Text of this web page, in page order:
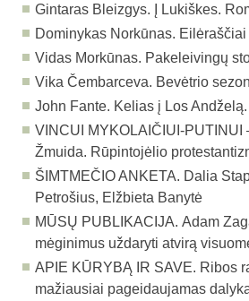
Gintaras Bleizgys. Į Lukiškes.
Dominykas Norkūnas. Eilėraščiai
Vidas Morkūnas. Pakeleivingų
Vika Čembarceva. Bevėtrio
John Fante. Kelias į Los
VINCUI MYKOLAIČIUI-PUTINUI
Žmuida. Rūpintojėlio
ŠIMTMEČIO ANKETA. Dalia
Petrošius, Elžbieta Banytė
MŪSŲ PUBLIKACIJA.Adam
mėginimus uždaryti atvirą
APIE KŪRYBĄ IR SAVE. Ribos
mažiausiai pageidaujamas